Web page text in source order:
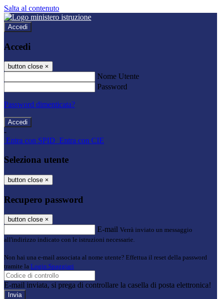
Salta al contenuto
Accedi
Accedi
button close ×
Nome Utente
Password
Password dimenticata?
-
Entra con SPID Entra con CIE
Seleziona utente
button close ×
Recupero password
button close ×
E-mail Verrà inviato un messaggio
all'indirizzo indicato con le istruzioni necessarie.
Non hai una e-mail associata al nome utente? Effettua il reset della password
tramite la Login Spaggiari
E-mail inviata, si prega di controllare la casella di posta elettronica!